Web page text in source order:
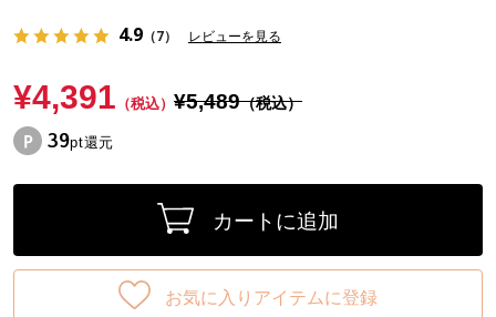
4.9（7） レビューを見る
¥4,391 （税込） ¥5,489（税込）
39pt還元
カートに追加
お気に入りアイテムに登録